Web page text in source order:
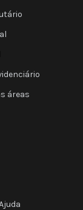
áreas